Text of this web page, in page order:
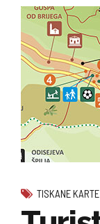
TISKANE KARTE